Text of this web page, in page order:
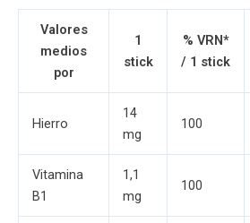
Valores
medios
por
1
stick
% VRN*
/ 1 stick
Hierro
14
mg
100
Vitamina
B1
1,1
mg
100